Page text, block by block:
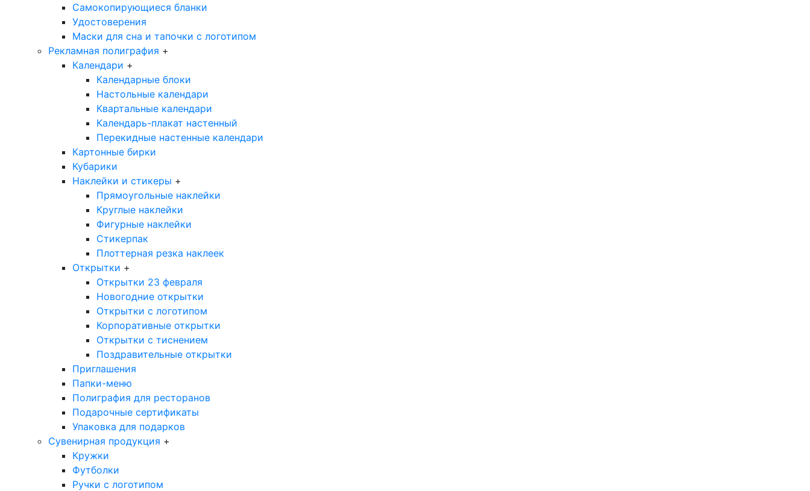
Самокопирующиеся бланки
Удостоверения
Маски для сна и тапочки с логотипом
Рекламная полиграфия +
Календари +
Календарные блоки
Настольные календари
Квартальные календари
Календарь-плакат настенный
Перекидные настенные календари
Картонные бирки
Кубарики
Наклейки и стикеры +
Прямоугольные наклейки
Круглые наклейки
Фигурные наклейки
Стикерпак
Плоттерная резка наклеек
Открытки +
Открытки 23 февраля
Новогодние открытки
Открытки с логотипом
Корпоративные открытки
Открытки с тиснением
Поздравительные открытки
Приглашения
Папки-меню
Полиграфия для ресторанов
Подарочные сертификаты
Упаковка для подарков
Сувенирная продукция +
Кружки
Футболки
Ручки с логотипом